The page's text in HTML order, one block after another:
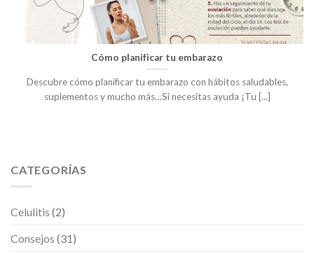
Cómo planificar tu embarazo
Descubre cómo planificar tu embarazo con hábitos saludables,
suplementos y mucho más…Si necesitas ayuda ¡Tu [...]
CATEGORÍAS
Celulitis (2)
Consejos (31)